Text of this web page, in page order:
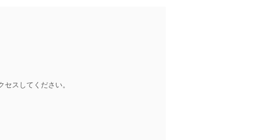
スしてください。